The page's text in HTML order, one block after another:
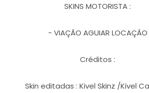
SKINS MOTORISTA :
- VIAÇÃO AGUIAR LOCAÇÃO
Créditos :
Skin editadas : Kivel Skinz /Kivel